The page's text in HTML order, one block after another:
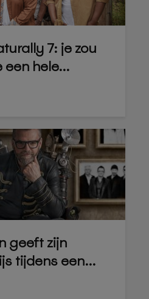
7: je zou
een hele...
geeft zijn
tijdens een...